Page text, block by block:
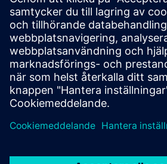
NX för
Gå med i konversationen eller få svar
tillverkningsprogramvarufrågor.
Besök communityn